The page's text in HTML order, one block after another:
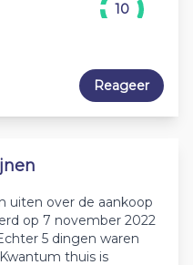
10
Reageer
uiten over de aankoop
op 7 november 2022
5 dingen waren
thuis is